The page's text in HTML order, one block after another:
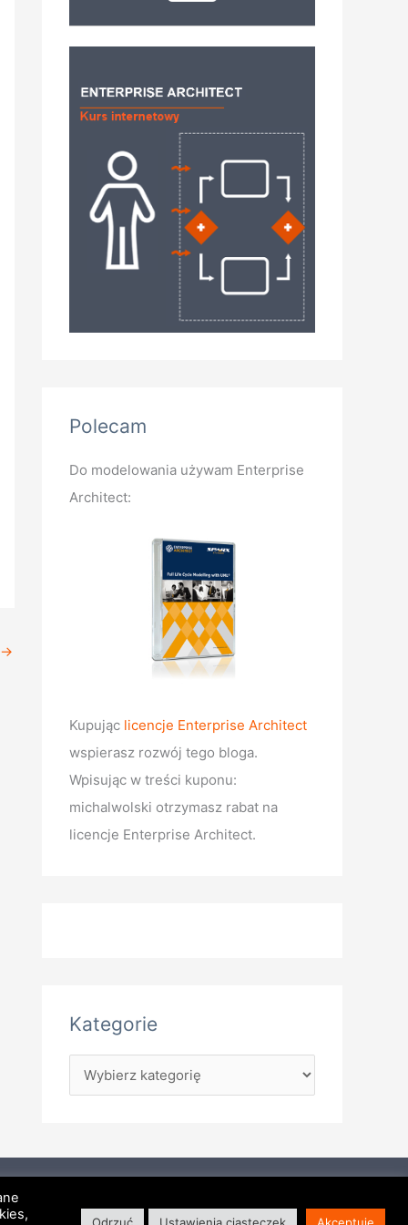
→
Polecam
Do modelowania używam Enterprise
Architect:
Kupując licencje Enterprise Architect
wspierasz rozwój tego bloga.
Wpisując w treści kuponu:
michalwolski otrzymasz rabat na
licencje Enterprise Architect.
Kategorie
Odrzuć Ustawienia ciasteczek Akceptuję